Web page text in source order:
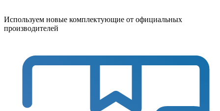
Используем новые комплектующие от официальных
производителей